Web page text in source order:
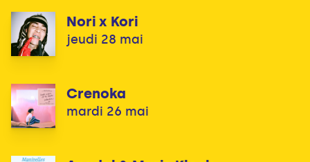
Nori x Kori
jeudi 28 mai
Crenoka
mardi 26 mai